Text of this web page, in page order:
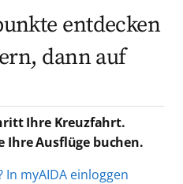
entdecken
dann auf
Ihre Kreuzfahrt.
Ihre Ausflüge buchen.
In myAIDA einloggen